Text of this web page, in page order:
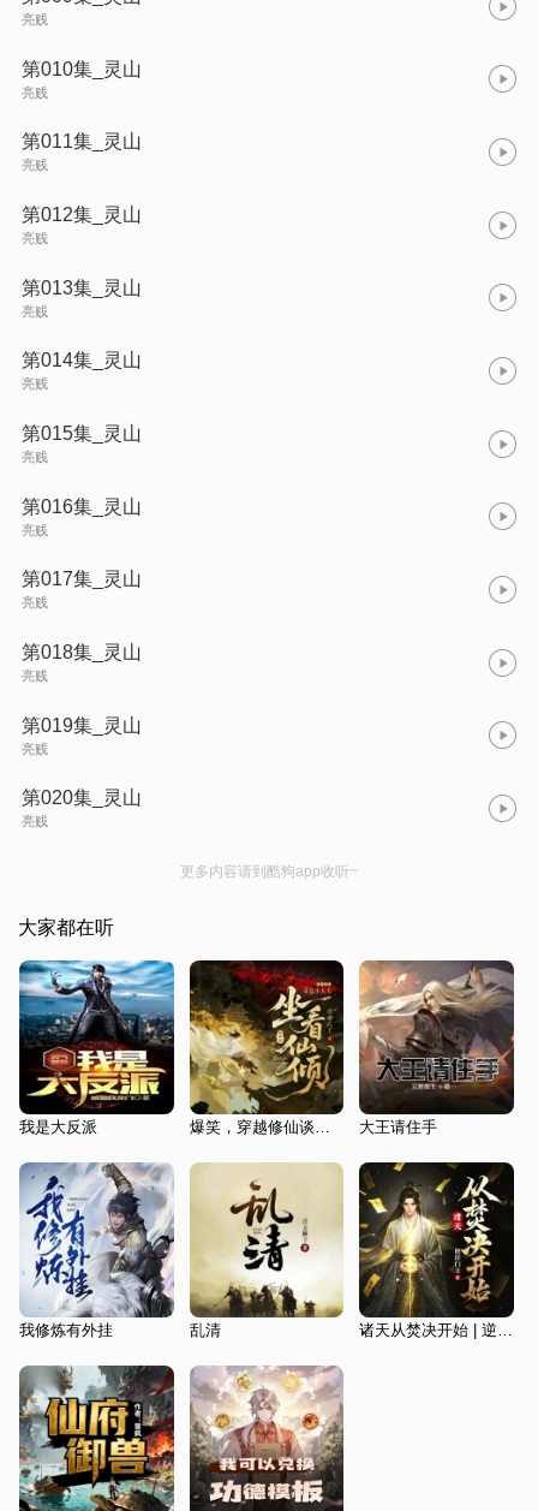
亮贱
第010集_灵山
亮贱
第011集_灵山
亮贱
第012集_灵山
亮贱
第013集_灵山
亮贱
第014集_灵山
亮贱
第015集_灵山
亮贱
第016集_灵山
亮贱
第017集_灵山
亮贱
第018集_灵山
亮贱
第019集_灵山
亮贱
第020集_灵山
亮贱
更多内容请到酷狗app收听~
大家都在听
我是大反派 爆笑，穿越修仙谈恋爱|坐看仙倾|逆袭爽文|仙侠权谋|司徒领衔多人有声剧 大王请住手
我修炼有外挂 乱清